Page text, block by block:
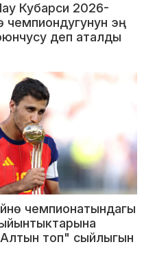
Кубарси 2026-
эң
деп аталды
чемпионатындагы
топ" сыйлыгын